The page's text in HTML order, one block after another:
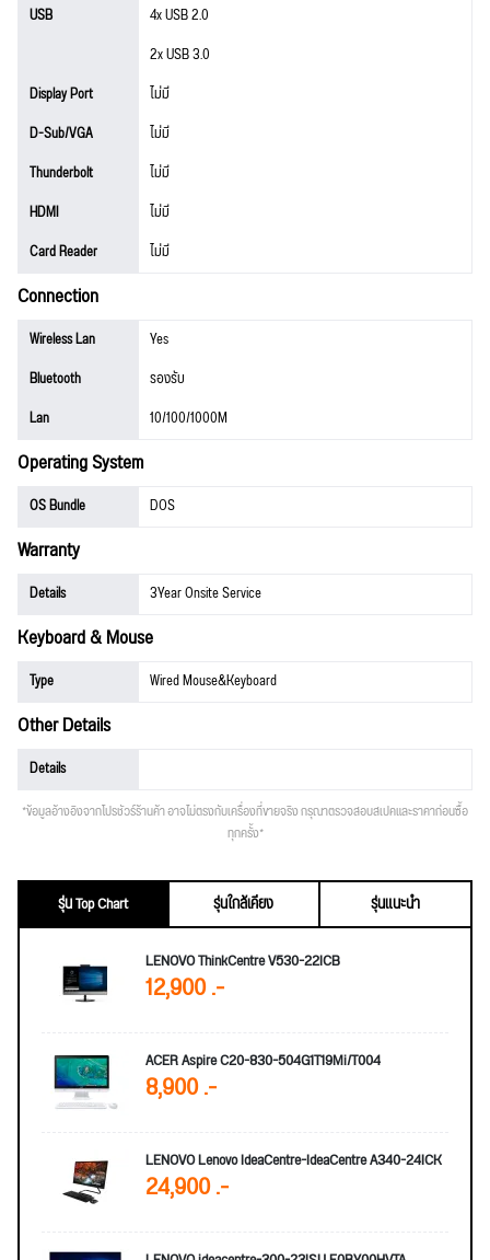
USB
4x USB 2.0
2x USB 3.0
Display Port
ไม่มี
D-Sub/VGA
ไม่มี
Thunderbolt
ไม่มี
HDMI
ไม่มี
Card Reader
ไม่มี
Connection
Wireless Lan
Yes
Bluetooth
รองรับ
Lan
10/100/1000M
Operating System
OS Bundle DOS
Warranty
Details 3Year Onsite Service
Keyboard & Mouse
Type Wired Mouse&Keyboard
Other Details
Details
*ข้อมูลอ้างอิงจากโปรชัวร์ร้านค้า อาจไม่ตรงกับเครื่องที่ขายจริง กรุณาตรวจสอบสเปคและราคาก่อนซื้อ
ทุกครั้ง*
รุ่น Top Chart รุ่นใกล้เคียง
รุ่นแนะนำ
LENOVO ThinkCentre V530-22ICB
12,900 .-
ACER Aspire C20-830-504G1T19Mi/T004
8,900 .-
LENOVO Lenovo IdeaCentre-IdeaCentre A340-24ICK
24,900 .-